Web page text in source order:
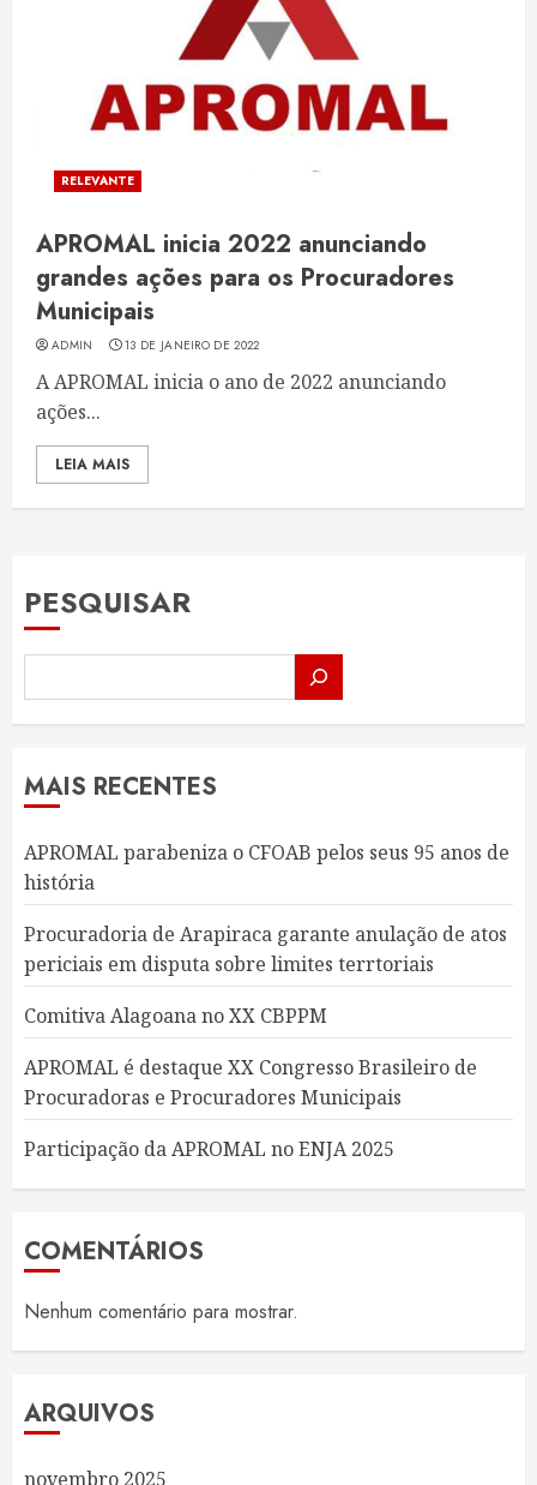
RELEVANTE
APROMAL inicia 2022 anunciando
grandes ações para os Procuradores
Municipais
ADMIN 13 DE JANEIRO DE 2022
A APROMAL inicia o ano de 2022 anunciando
ações...
LEIA MAIS
PESQUISAR
MAIS RECENTES
APROMAL parabeniza o CFOAB pelos seus 95 anos de
história
Procuradoria de Arapiraca garante anulação de atos
periciais em disputa sobre limites terrtoriais
Comitiva Alagoana no XX CBPPM
APROMAL é destaque XX Congresso Brasileiro de
Procuradoras e Procuradores Municipais
Participação da APROMAL no ENJA 2025
COMENTÁRIOS
Nenhum comentário para mostrar.
ARQUIVOS
novembro 2025